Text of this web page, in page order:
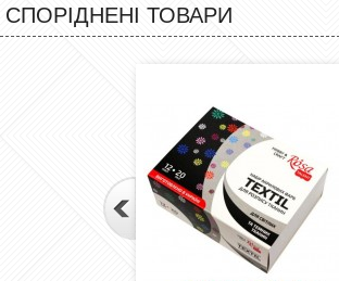
СПОРІДНЕНІ ТОВАРИ